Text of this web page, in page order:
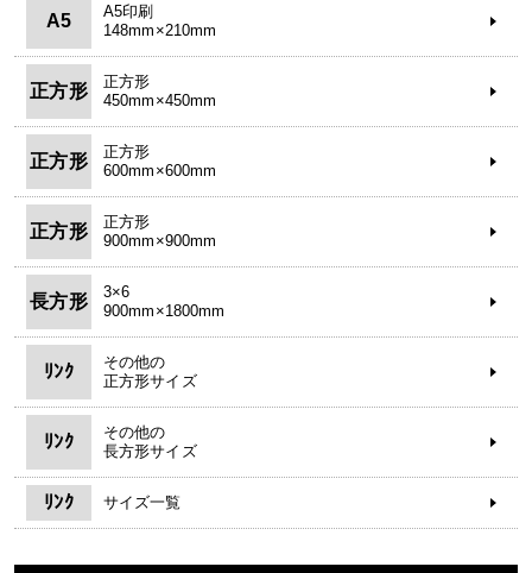
A5
A5印刷
148mm×210mm
正方形
正方形
450mm×450mm
正方形
正方形
600mm×600mm
正方形
正方形
900mm×900mm
長方形
3×6
900mm×1800mm
ﾘﾝｸ
その他の
正方形サイズ
ﾘﾝｸ
その他の
長方形サイズ
ﾘﾝｸ サイズ一覧